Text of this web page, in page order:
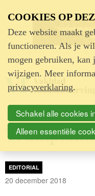
Advertentie
Trumpland
EDITORIAL
20 december 2018
COOKIES OP
Deze website maakt
functioneren. Als je
mogen gebruiken,
wijzigen. Meer
privacyverklaring.
Schakel alle cookies
Alleen essentiële